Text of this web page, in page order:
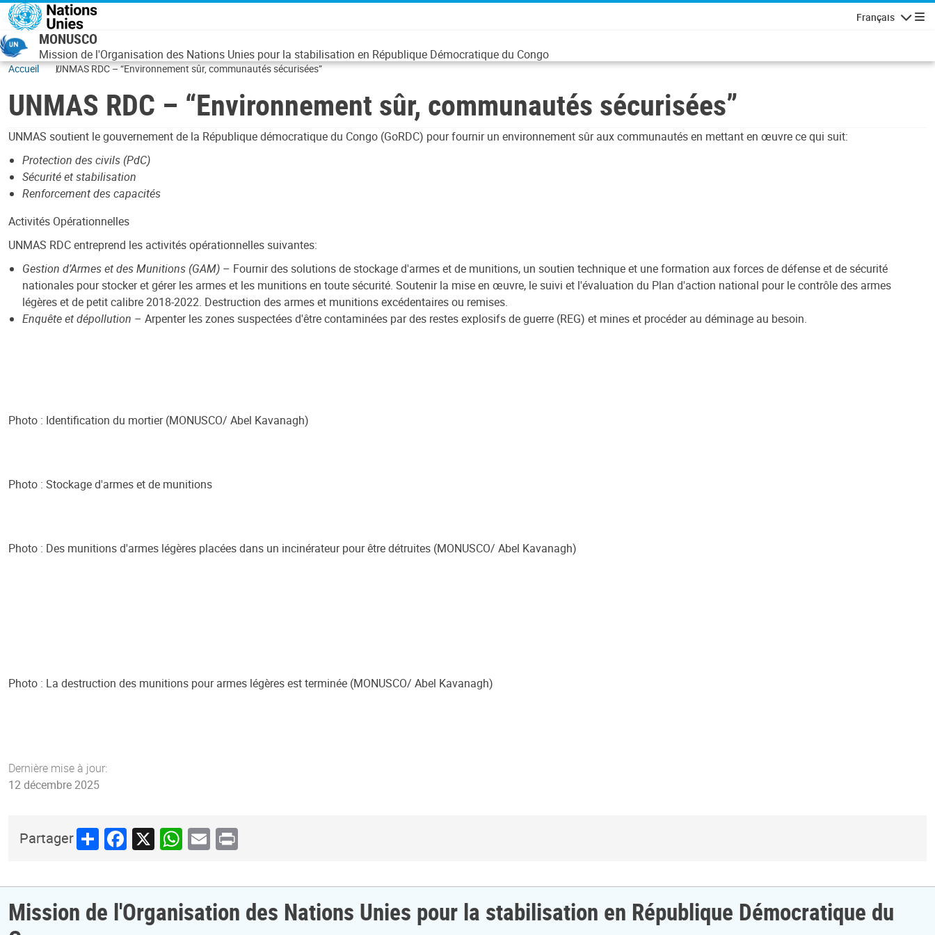
Aller au contenu principal
Français
MONUSCO
Mission de l'Organisation des Nations Unies pour la stabilisation en République Démocratique du Congo
Accueil UNMAS RDC – “Environnement sûr, communautés sécurisées”
UNMAS RDC – “Environnement sûr, communautés sécurisées”
UNMAS soutient le gouvernement de la République démocratique du Congo (GoRDC) pour fournir un environnement sûr aux communautés en mettant en œuvre ce qui suit:
Protection des civils (PdC)
Sécurité et stabilisation
Renforcement des capacités
Activités Opérationnelles
UNMAS RDC entreprend les activités opérationnelles suivantes:
Gestion d’Armes et des Munitions (GAM) – Fournir des solutions de stockage d'armes et de munitions, un soutien technique et une formation aux forces de défense et de sécurité
nationales pour stocker et gérer les armes et les munitions en toute sécurité. Soutenir la mise en œuvre, le suivi et l'évaluation du Plan d'action national pour le contrôle des armes
légères et de petit calibre 2018-2022. Destruction des armes et munitions excédentaires ou remises.
Enquête et dépollution – Arpenter les zones suspectées d'être contaminées par des restes explosifs de guerre (REG) et mines et procéder au déminage au besoin.
Photo : Identification du mortier (MONUSCO/ Abel Kavanagh)
Photo : Stockage d'armes et de munitions
Photo : Des munitions d'armes légères placées dans un incinérateur pour être détruites (MONUSCO/ Abel Kavanagh)
Photo : La destruction des munitions pour armes légères est terminée (MONUSCO/ Abel Kavanagh)
Dernière mise à jour:
12 décembre 2025
PartagerShareFacebook
X WhatsApp
Email
Print
Mission de l'Organisation des Nations Unies pour la stabilisation en République Démocratique du